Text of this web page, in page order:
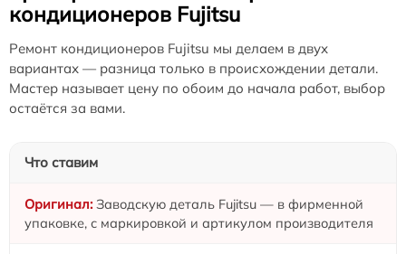
кондиционеров Fujitsu
Ремонт кондиционеров Fujitsu мы делаем в двух
вариантах — разница только в происхождении детали.
Мастер называет цену по обоим до начала работ, выбор
остаётся за вами.
Что ставим
Заводскую деталь Fujitsu — в фирменной
упаковке, с маркировкой и артикулом производителя